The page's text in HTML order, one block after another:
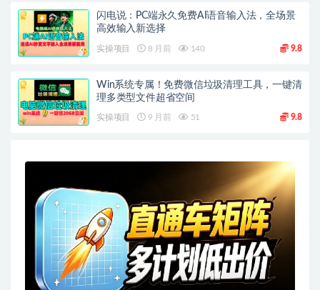
闪电说：PC端永久免费AI语音输入法，全场景
高效输入新选择
实操项目 8 月前 140 9.8
Win系统专属！免费微信垃圾清理工具，一键清
理多类型文件超省空间
实操项目 9 月前 51 9.8